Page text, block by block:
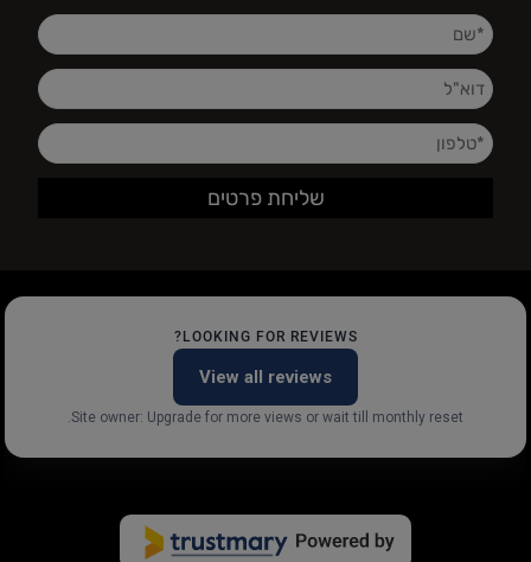
LOOKING FOR REVIEWS?
View all reviews
Site owner: Upgrade for more views or wait till monthly reset.